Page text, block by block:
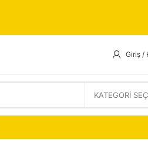
Giriş /
KATEGORI SEÇ